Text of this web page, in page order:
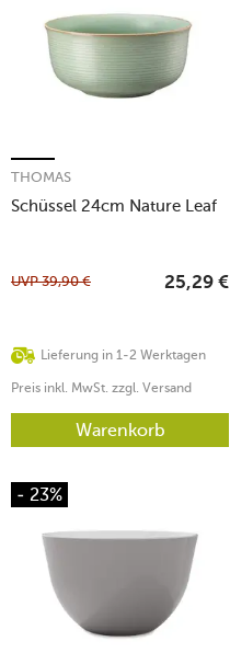
Schüssel 24cm Nature Leaf
THOMAS
Lieferung in 1-2 Werktagen
UVP39,90 € 25,29 €
Preis inkl. MwSt. zzgl. Versand
Warenkorb
- 23%